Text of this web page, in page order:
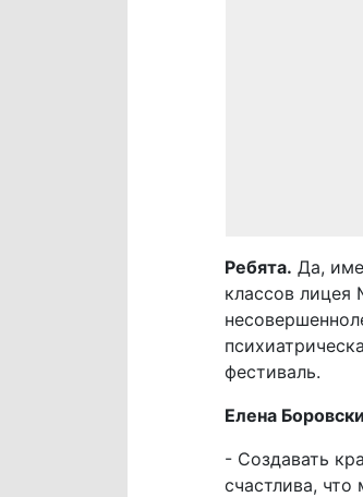
Ребята. Да,
классов лицея
фестиваль.
Елена
- Создавать
счастлива,